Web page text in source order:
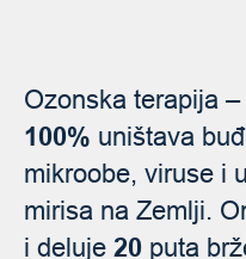
Ozonska terapija
100% uništava
mikroobe, viruse i
mirisa na Zemlji.
i deluje 20 puta